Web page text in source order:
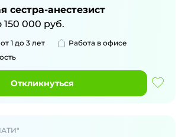
сестра-анестезист
150 000 руб.
от 1 до 3 лет
Работа в офисе
Откликнуться